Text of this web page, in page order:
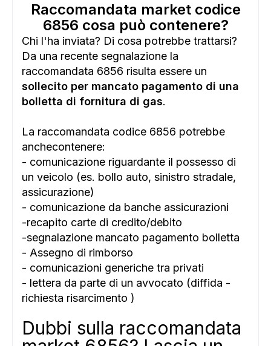
Raccomandata market codice
6856 cosa può contenere?
Chi l'ha inviata? Di cosa potrebbe trattarsi?
Da una recente segnalazione la
raccomandata 6856 risulta essere un
sollecito per mancato pagamento di una
bolletta di fornitura di gas.
La raccomandata codice 6856 potrebbe
anchecontenere:
- comunicazione riguardante il possesso di
un veicolo (es. bollo auto, sinistro stradale,
assicurazione)
- comunicazione da banche assicurazioni
-recapito carte di credito/debito
-segnalazione mancato pagamento bolletta
- Assegno di rimborso
- comunicazioni generiche tra privati
- lettera da parte di un avvocato (diffida -
richiesta risarcimento )
Dubbi sulla raccomandata